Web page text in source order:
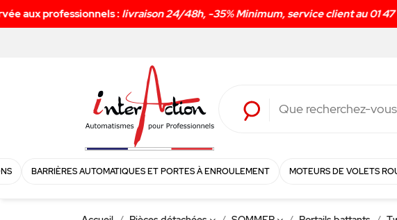
BARRIÈRES AUTOMATIQUES ET PORTES À ENROULEMENT MOTEURS DE VOLETS